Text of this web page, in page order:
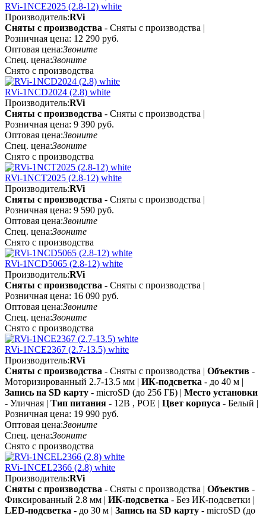
RVi-1NCE2025 (2.8-12) white
Производитель:RVi
Сняты с производства - Сняты с производства |
Розничная цена: 12 290 руб.
Оптовая цена:Звоните
Спец. цена:Звоните
Снято с производства
RVi-1NCD2024 (2.8) white
Производитель:RVi
Сняты с производства - Сняты с производства |
Розничная цена: 9 390 руб.
Оптовая цена:Звоните
Спец. цена:Звоните
Снято с производства
RVi-1NCT2025 (2.8-12) white
Производитель:RVi
Сняты с производства - Сняты с производства |
Розничная цена: 9 590 руб.
Оптовая цена:Звоните
Спец. цена:Звоните
Снято с производства
RVi-1NCD5065 (2.8-12) white
Производитель:RVi
Сняты с производства - Сняты с производства |
Розничная цена: 16 090 руб.
Оптовая цена:Звоните
Спец. цена:Звоните
Снято с производства
RVi-1NCE2367 (2.7-13.5) white
Производитель:RVi
Сняты с производства - Сняты с производства | Объектив -
Моторизированный 2.7-13.5 мм | ИК-подсветка - до 40 м |
Запись на SD карту - microSD (до 256 ГБ) | Место установки
- Уличная | Тип питания - 12В , POE | Цвет корпуса - Белый |
Розничная цена: 19 990 руб.
Оптовая цена:Звоните
Спец. цена:Звоните
Снято с производства
RVi-1NCEL2366 (2.8) white
Производитель:RVi
Сняты с производства - Сняты с производства | Объектив -
Фиксированный 2.8 мм | ИК-подсветка - Без ИК-подсветки |
LED-подсветка - до 30 м | Запись на SD карту - microSD (до